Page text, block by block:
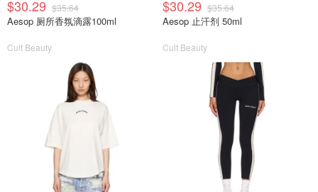
$30.29 $35.64
Aesop 厕所香氛滴露100ml
Cult Beauty
$30.29 $35.64
Aesop 止汗剂 50ml
Cult Beauty